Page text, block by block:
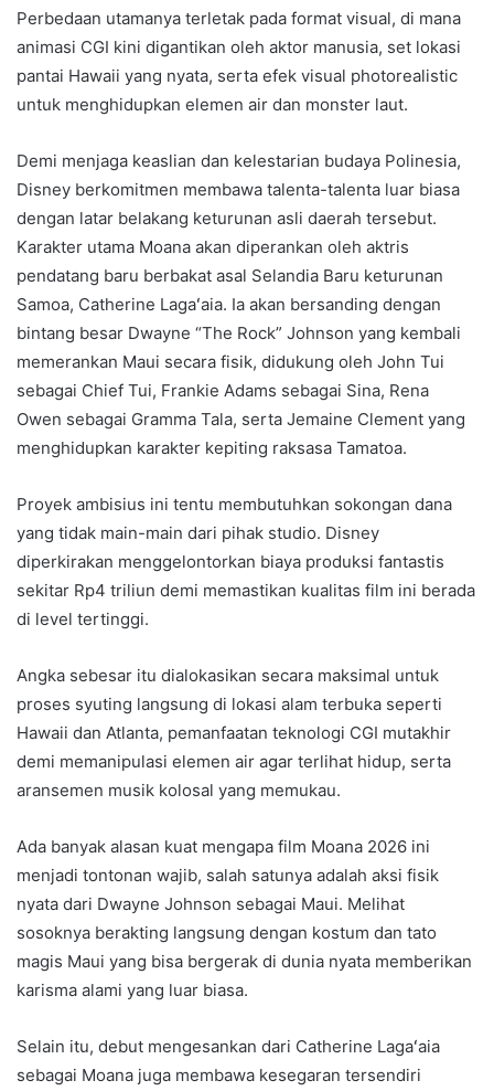
Perbedaan utamanya terletak pada format visual, di mana
animasi CGI kini digantikan oleh aktor manusia, set lokasi
pantai Hawaii yang nyata, serta efek visual photorealistic
untuk menghidupkan elemen air dan monster laut.
Demi menjaga keaslian dan kelestarian budaya Polinesia,
Disney berkomitmen membawa talenta-talenta luar biasa
dengan latar belakang keturunan asli daerah tersebut.
Karakter utama Moana akan diperankan oleh aktris
pendatang baru berbakat asal Selandia Baru keturunan
Samoa, Catherine Lagaʻaia. Ia akan bersanding dengan
bintang besar Dwayne “The Rock” Johnson yang kembali
memerankan Maui secara fisik, didukung oleh John Tui
sebagai Chief Tui, Frankie Adams sebagai Sina, Rena
Owen sebagai Gramma Tala, serta Jemaine Clement yang
menghidupkan karakter kepiting raksasa Tamatoa.
Proyek ambisius ini tentu membutuhkan sokongan dana
yang tidak main-main dari pihak studio. Disney
diperkirakan menggelontorkan biaya produksi fantastis
sekitar Rp4 triliun demi memastikan kualitas film ini berada
di level tertinggi.
Angka sebesar itu dialokasikan secara maksimal untuk
proses syuting langsung di lokasi alam terbuka seperti
Hawaii dan Atlanta, pemanfaatan teknologi CGI mutakhir
demi memanipulasi elemen air agar terlihat hidup, serta
aransemen musik kolosal yang memukau.
Ada banyak alasan kuat mengapa film Moana 2026 ini
menjadi tontonan wajib, salah satunya adalah aksi fisik
nyata dari Dwayne Johnson sebagai Maui. Melihat
sosoknya berakting langsung dengan kostum dan tato
magis Maui yang bisa bergerak di dunia nyata memberikan
karisma alami yang luar biasa.
Selain itu, debut mengesankan dari Catherine Lagaʻaia
sebagai Moana juga membawa kesegaran tersendiri